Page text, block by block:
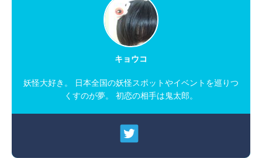
キョウコ
妖怪大好き。 日本全国の妖怪スポットやイベントを巡りつ
くすのが夢。 初恋の相手は鬼太郎。